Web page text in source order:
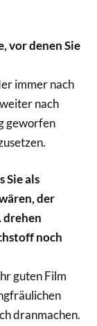
vor denen Sie
immer nach
nach
geworfen
Sie als
der
drehen
noch
guten Film
dranmachen.